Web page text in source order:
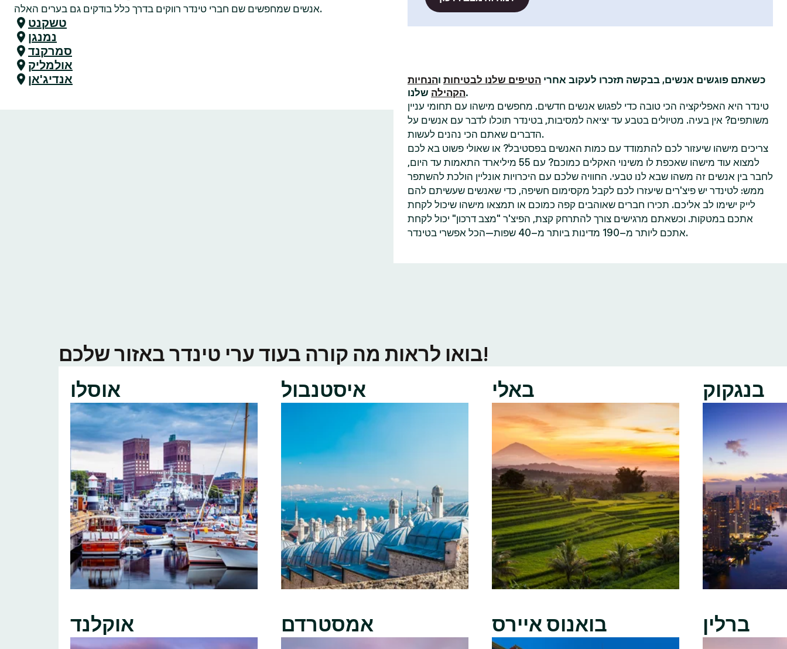
אנשים שמחפשים שם חברי טינדר רווקים בדרך כלל בודקים גם בערים האלה.
טשקנט
נמנגן
סמרקנד
אולמליק
אנדיג'אן
כשאתם פוגשים אנשים, בבקשה תזכרו לעקוב אחרי הטיפים שלנו לבטיחות והנחיות
הקהילהשלנו.
טינדר היא האפליקציה הכי טובה כדי לפגוש אנשים חדשים. מחפשים מישהו עם תחומי עניין
משותפים? אין בעיה. מטיולים בטבע עד יציאה למסיבות, בטינדר תוכלו לדבר עם אנשים על
הדברים שאתם הכי נהנים לעשות.
צריכים מישהו שיעזור לכם להתמודד עם כמות האנשים בפסטיבל? או שאולי פשוט בא לכם
למצוא עוד מישהו שאכפת לו משינוי האקלים כמוכם? עם 55 מיליארד התאמות עד היום,
לחבר בין אנשים זה משהו שבא לנו טבעי. החוויה שלכם עם היכרויות אונליין הולכת להשתפר
ממש: לטינדר יש פיצ'רים שיעזרו לכם לקבל מקסימום חשיפה, כדי שאנשים שעשיתם להם
לייק ישימו לב אליכם. תכירו חברים שאוהבים קפה כמוכם או תמצאו מישהו שיכול לקחת
אתכם במטקות. וכשאתם מרגישים צורך להתרחק קצת, הפיצ'ר "מצב דרכון" יכול לקחת
אתכם ליותר מ–190 מדינות ביותר מ–40 שפות—הכל אפשרי בטינדר.
בואו לראות מה קורה בעוד ערי טינדר באזור שלכם!
אוסלו
אוקלנד
איסטנבול
אמסטרדם
באלי
בואנוס איירס
בנגקוק
ברלין